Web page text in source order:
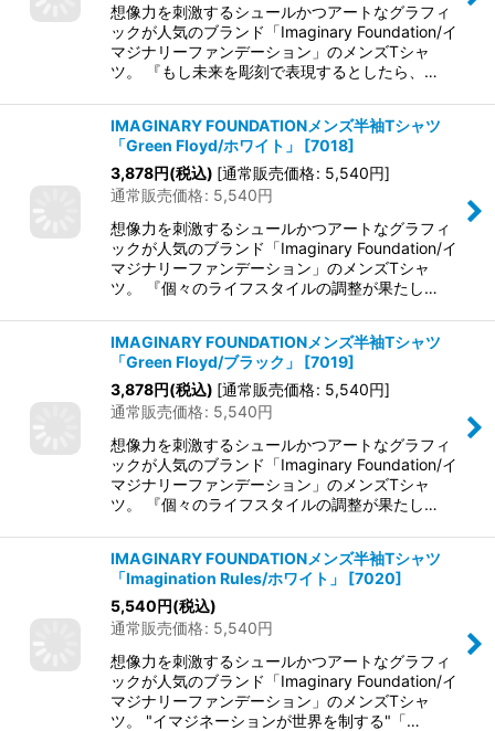
想像力を刺激するシュールかつアートなグラフィ
ックが人気のブランド「Imaginary Foundation/イ
マジナリーファンデーション」のメンズTシャ
ツ。 『もし未来を彫刻で表現するとしたら、…
IMAGINARY FOUNDATIONメンズ半袖Tシャツ
「Green Floyd/ホワイト」
[7018]
3,878円(税込) [通常販売価格: 5,540円]
通常販売価格: 5,540円
想像力を刺激するシュールかつアートなグラフィ
ックが人気のブランド「Imaginary Foundation/イ
マジナリーファンデーション」のメンズTシャ
ツ。 『個々のライフスタイルの調整が果たし…
IMAGINARY FOUNDATIONメンズ半袖Tシャツ
「Green Floyd/ブラック」
[7019]
3,878円(税込) [通常販売価格: 5,540円]
通常販売価格: 5,540円
想像力を刺激するシュールかつアートなグラフィ
ックが人気のブランド「Imaginary Foundation/イ
マジナリーファンデーション」のメンズTシャ
ツ。 『個々のライフスタイルの調整が果たし…
IMAGINARY FOUNDATIONメンズ半袖Tシャツ
「Imagination Rules/ホワイト」
[7020]
5,540円(税込)
通常販売価格: 5,540円
想像力を刺激するシュールかつアートなグラフィ
ックが人気のブランド「Imaginary Foundation/イ
マジナリーファンデーション」のメンズTシャ
ツ。 "イマジネーションが世界を制する"「…